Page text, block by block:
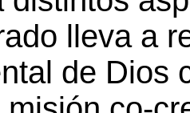
lleva a
de Dios